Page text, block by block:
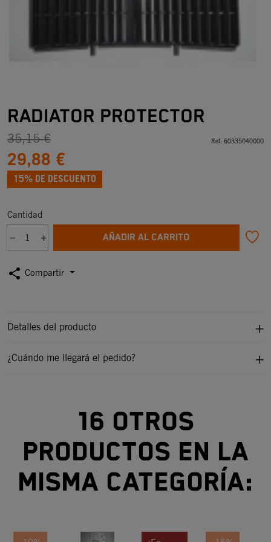
RADIATOR PROTECTOR
35,15 €
29,88 €
15% DE DESCUENTO
Ref: 60335040000
Cantidad
AÑADIR AL CARRITO
share Compartir
Detalles del producto
¿Cuándo me llegará el pedido?
16 otros
productos en la
misma categoría: